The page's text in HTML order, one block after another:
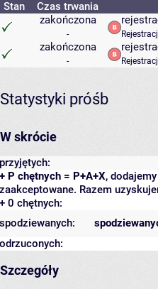
Stan
Czas trwania
zakończona
-
zakończona
-
Statystyki próśb
W skrócie
przyjętych:
+ P chętnych = P+A+X,
zaakceptowane. Razem
+ 0 chętnych:
spodziewanych:
odrzuconych:
Szczegóły